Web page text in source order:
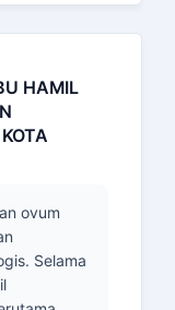
HAMIL
ovum
Selama